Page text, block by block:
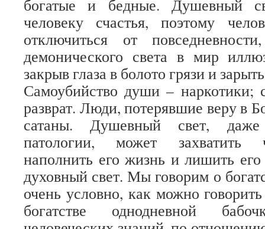
богатые и бедные. Душевный
человеку счастья, поэтому
отключиться от
демонического света в мир
закрыв глаза в болото грязи и
Самоубийство души – наркотики;
разврат. Люди, потерявшие веру в
сатаны. Душевный свет,
патологии, может захватить
наполнить его жизнь и лишить
духовный свет. Мы говорим о
очень условно, как можно
богатстве однодневной